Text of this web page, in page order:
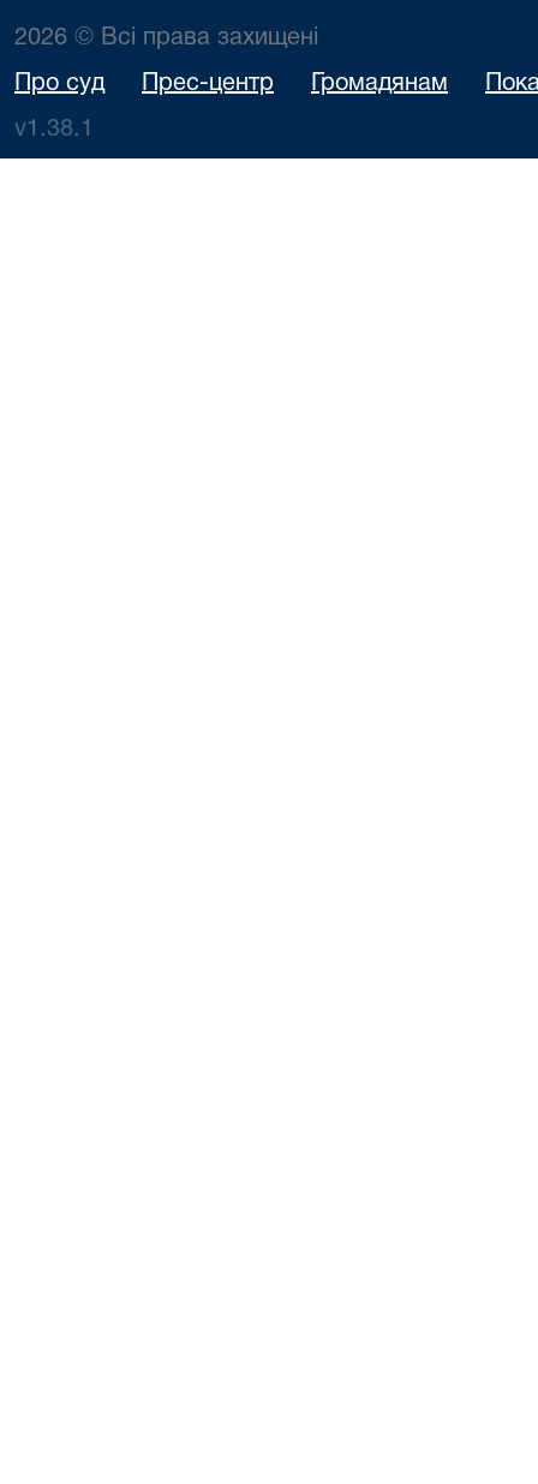
2026 © Всі права захищені
Про суд Прес-центр Громадянам
v1.38.1